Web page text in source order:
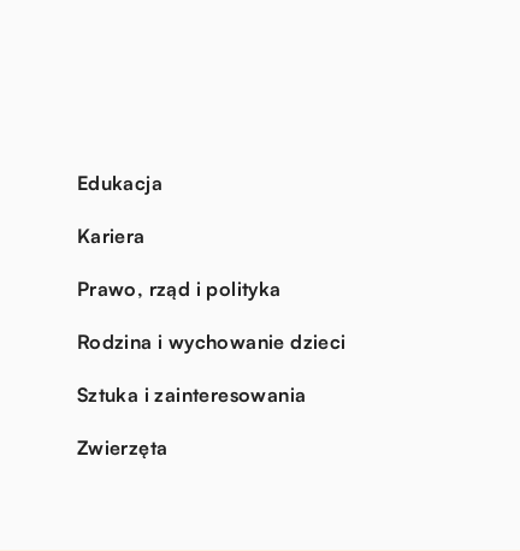
Edukacja
Kariera
Prawo, rząd i polityka
Rodzina i wychowanie dzieci
Sztuka i zainteresowania
Zwierzęta